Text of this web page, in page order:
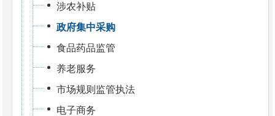
涉农补贴
政府集中采购
食品药品监管
养老服务
市场规则监管执法
电子商务